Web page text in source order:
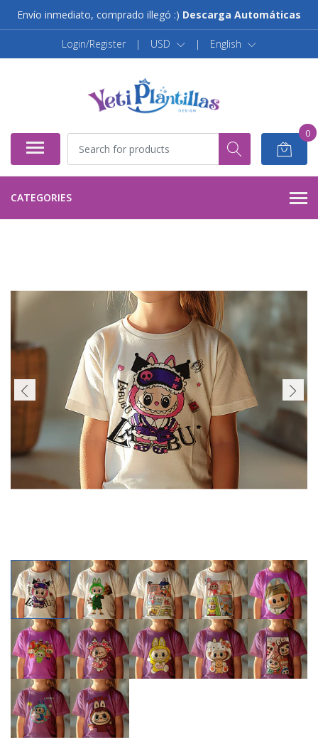
Envío inmediato, comprado illegó :) Descarga Automáticas
Login/Register | USD | English
0
CATEGORIES